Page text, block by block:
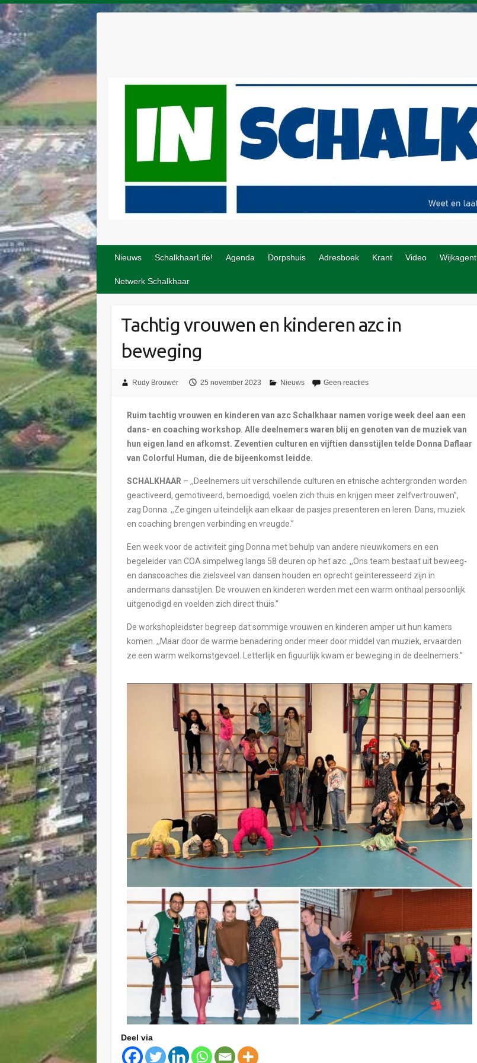
Nieuws SchalkhaarLife! Agenda Dorpshuis Adresboek Krant Video Wijkagent
Netwerk Schalkhaar
Tachtig vrouwen en kinderen azc in
beweging
Rudy Brouwer 25 november 2023 Nieuws Geen reacties
Ruim tachtig vrouwen en kinderen van azc Schalkhaar namen vorige week deel aan een
dans- en coaching workshop. Alle deelnemers waren blij en genoten van de muziek van
hun eigen land en afkomst. Zeventien culturen en vijftien dansstijlen telde Donna Daflaar
van Colorful Human, die de bijeenkomst leidde.
SCHALKHAAR – ,,Deelnemers uit verschillende culturen en etnische achtergronden worden
geactiveerd, gemotiveerd, bemoedigd, voelen zich thuis en krijgen meer zelfvertrouwen”,
zag Donna. ,,Ze gingen uiteindelijk aan elkaar de pasjes presenteren en leren. Dans, muziek
en coaching brengen verbinding en vreugde.”
Een week voor de activiteit ging Donna met behulp van andere nieuwkomers en een
begeleider van COA simpelweg langs 58 deuren op het azc. ,,Ons team bestaat uit beweeg-
en danscoaches die zielsveel van dansen houden en oprecht geïnteresseerd zijn in
andermans dansstijlen. De vrouwen en kinderen werden met een warm onthaal persoonlijk
uitgenodigd en voelden zich direct thuis.”
De workshopleidster begreep dat sommige vrouwen en kinderen amper uit hun kamers
komen. ,,Maar door de warme benadering onder meer door middel van muziek, ervaarden
ze een warm welkomstgevoel. Letterlijk en figuurlijk kwam er beweging in de deelnemers.”
Deel via